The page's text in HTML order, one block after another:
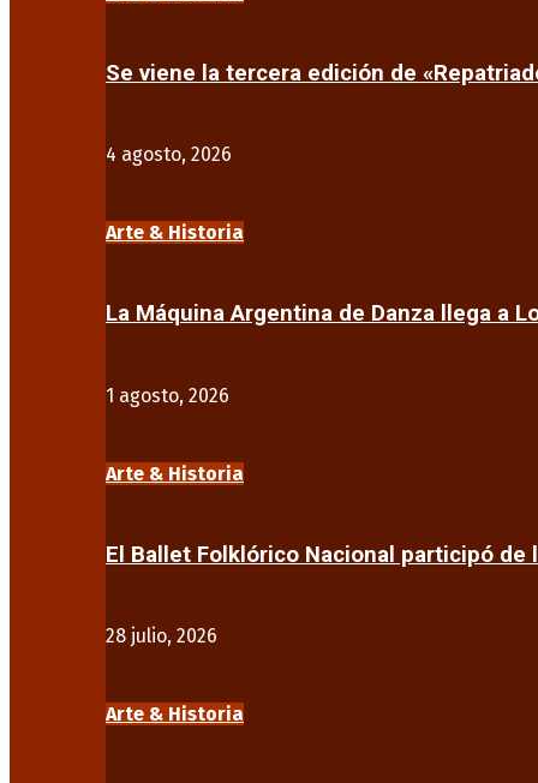
Se viene la tercera edición de
4 agosto, 2026
Arte & Historia
La Máquina Argentina de Danza llega a
1 agosto, 2026
Arte & Historia
El Ballet Folklórico Nacional participó de
28 julio, 2026
Arte & Historia